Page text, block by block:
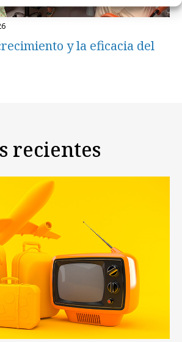
y la eficacia del
recientes